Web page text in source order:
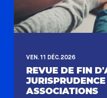
VEN. 11 DÉC. 2026
REVUE DE FIN
ASSOCIATIONS